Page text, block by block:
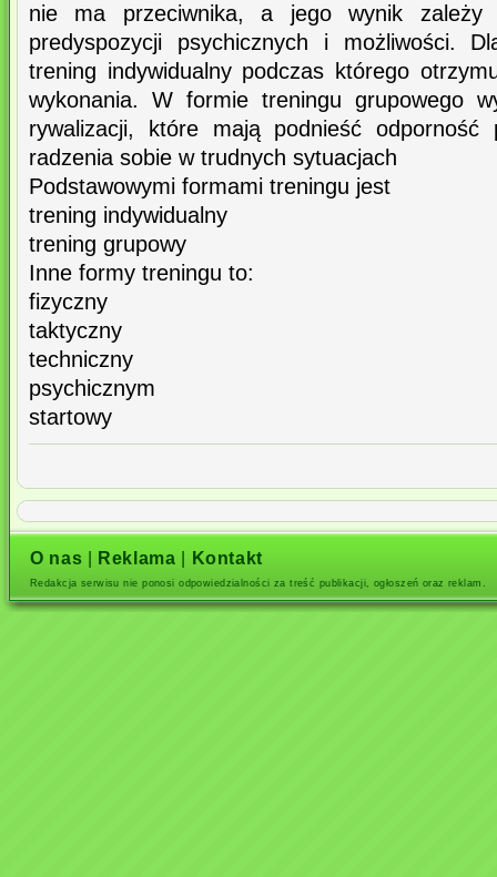
nie ma przeciwnika, a jego wynik zależy
predyspozycji psychicznych i możliwości.
trening indywidualny podczas którego
wykonania. W formie treningu grupowego
rywalizacji, które mają podnieść
radzenia sobie w trudnych sytuacjach
Podstawowymi formami treningu jest
trening indywidualny
trening grupowy
Inne formy treningu to:
fizyczny
taktyczny
techniczny
psychicznym
startowy
O nas Reklama Kontakt
Redakcja serwisu nie ponosi odpowiedzialności za treść publikacji, ogłoszeń oraz reklam.